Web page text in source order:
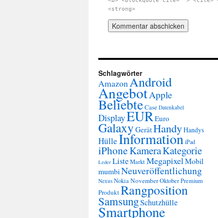
<strong>
Schlagwörter
AmazonAndroid
AngebotApple
BeliebteCase Datenkabel
DisplayEUREuro
Galaxy GerätHandyHandys
HülleInformationiPad
iPhoneKameraKategorie
Leder ListeMarktMegapixelMobil
mumbiNeuveröffentlichung
Nexus NokiaNovemberOktoberPremium
ProduktRangposition
SamsungSchutzhülle
Smartphone